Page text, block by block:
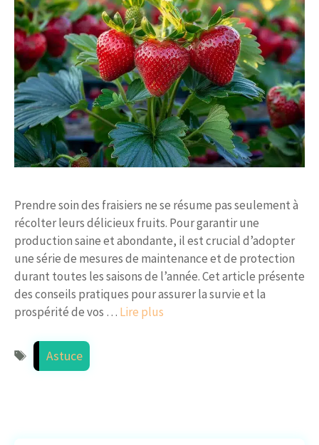
Prendre soin des fraisiers ne se résume pas seulement à
récolter leurs délicieux fruits. Pour garantir une
production saine et abondante, il est crucial d’adopter
une série de mesures de maintenance et de protection
durant toutes les saisons de l’année. Cet article présente
des conseils pratiques pour assurer la survie et la
prospérité de vos … Lire plus
Étiquettes
Astuce